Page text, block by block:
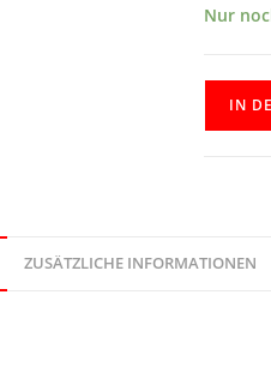
Nur
IN
ZUSÄTZLICHE INFORMATIONEN